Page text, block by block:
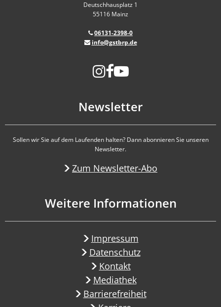
Deutschhausplatz 1
55116 Mainz
06131-2398-0
info@gstbrp.de
Newsletter
Sollen wir Sie auf dem Laufenden halten? Dann abonnieren Sie unseren
Newsletter.
Zum Newsletter-Abo
Weitere Informationen
Impressum
Datenschutz
Kontakt
Mediathek
Barrierefreiheit